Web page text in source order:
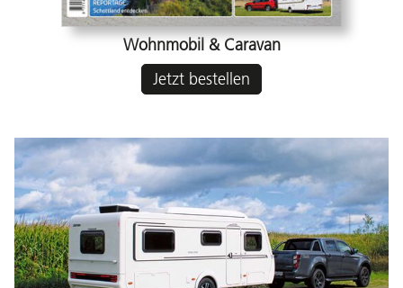
Wohnmobil & Caravan
Jetzt bestellen